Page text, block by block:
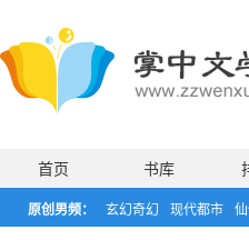
首页 书库
原创男频： 玄幻奇幻 现代都市